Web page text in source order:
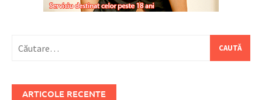
după:
ARTICOLE RECENTE